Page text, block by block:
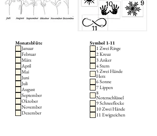
Monatsblüte
Januar
Februar
März
April
Mai
Juni
Juli
August
September
Oktober
November
Dezember
Symbol 1-11
1 Zwei Ringe
2 Kreuz
3 Anker
4 Stern
5 Zwei Hände
Herz
6 Sonne
7 Lippen
8
Notenschlüssel
9 Schneeflocke
10 Zwei Hände
11 Ewigzeichen